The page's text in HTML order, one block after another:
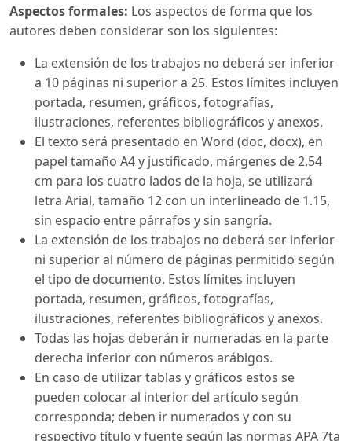
Aspectos formales: Los aspectos de forma que los
autores deben considerar son los siguientes:
La extensión de los trabajos no deberá ser inferior
a 10 páginas ni superior a 25. Estos límites incluyen
portada, resumen, gráficos, fotografías,
ilustraciones, referentes bibliográficos y anexos.
El texto será presentado en Word (doc, docx), en
papel tamaño A4 y justificado, márgenes de 2,54
cm para los cuatro lados de la hoja, se utilizará
letra Arial, tamaño 12 con un interlineado de 1.15,
sin espacio entre párrafos y sin sangría.
La extensión de los trabajos no deberá ser inferior
ni superior al número de páginas permitido según
el tipo de documento. Estos límites incluyen
portada, resumen, gráficos, fotografías,
ilustraciones, referentes bibliográficos y anexos.
Todas las hojas deberán ir numeradas en la parte
derecha inferior con números arábigos.
En caso de utilizar tablas y gráficos estos se
pueden colocar al interior del artículo según
corresponda; deben ir numerados y con su
respectivo título y fuente según las normas APA 7ta